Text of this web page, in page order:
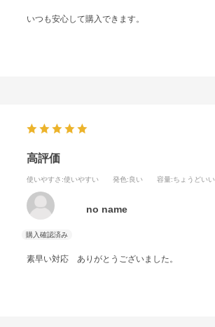
いつも安心して購入できます。
高評価
使いやすさ :使いやすい 発色:良い 容量:ちょうどいい
no name
素早い対応 ありがとうございました。